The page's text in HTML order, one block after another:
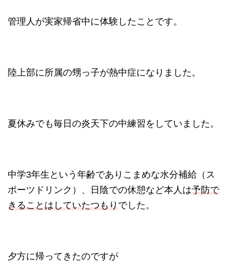
管理人が実家帰省中に体験したことです。
陸上部に所属の甥っ子が熱中症になりました。
夏休みでも毎日の炎天下の中練習をしていました。
中学3年生という年齢でありこまめな水分補給（ス
ポーツドリンク）、日陰での休憩など本人は予防で
きることはしていたつもりでした。
夕方に帰ってきたのですが